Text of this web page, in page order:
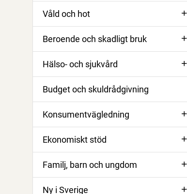
Våld och hot
Beroende och skadligt bruk
Hälso- och sjukvård
Budget och skuldrådgivning
Konsumentvägledning
Ekonomiskt stöd
Familj, barn och ungdom
Ny i Sverige